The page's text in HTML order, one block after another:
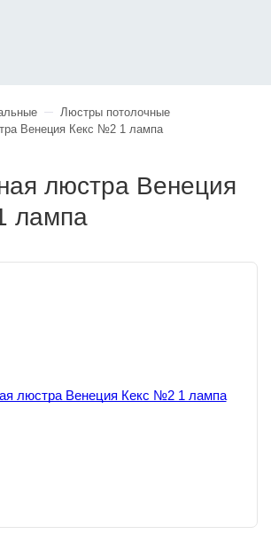
Люстры потолочные
Венеция Кекс №2 1 лампа
люстра Венеция
лампа